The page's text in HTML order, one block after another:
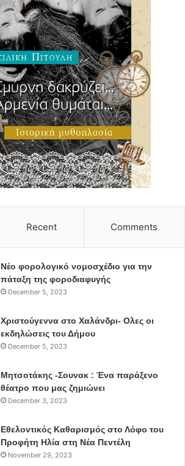
Recent Comments
Νέο φορολογικό νομοσχέδιο για την
πάταξη της φοροδιαφυγής
December 5, 2023
Χριστούγεννα στο Χαλάνδρι- Ολες οι
εκδηλώσεις του Δήμου
December 5, 2023
Μητσοτάκης -Σουνακ : Ένα παράξενο
θέατρο που μας ζημιώνει
December 3, 2023
Εθελοντικός Καθαρισμός στο Λόφο του
Προφήτη Ηλία στη Νέα Πεντέλη
November 29, 2023